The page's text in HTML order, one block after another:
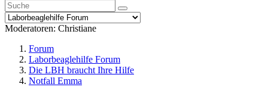
Moderatoren: Christiane
Forum
Laborbeaglehilfe Forum
Die LBH braucht Ihre Hilfe
Notfall Emma